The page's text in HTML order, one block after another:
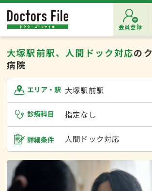
会員登録
大塚駅前駅、人間ドック対応の
病院
エリア・駅 大塚駅前駅
診療科目 指定なし
詳細条件 人間ドック対応